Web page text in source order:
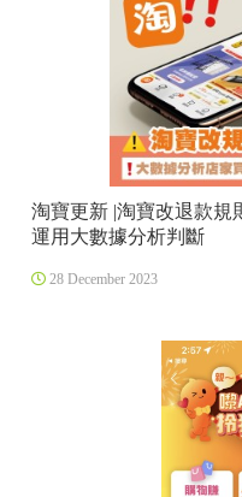
淘寶更新 |淘寶改退款規
運用大數據分析判斷
28 December 2023